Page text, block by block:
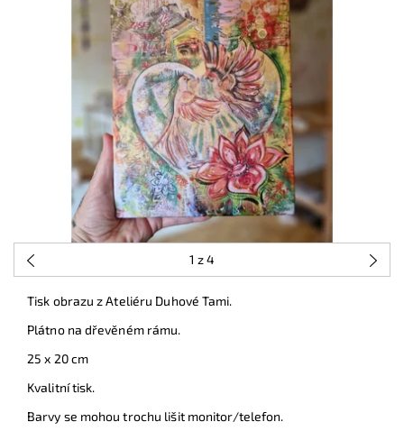
1 z 4
Tisk obrazu z Ateliéru Duhové Tami.
Plátno na dřevěném rámu.
25 x 20 cm
Kvalitní tisk.
Barvy se mohou trochu lišit monitor/telefon.